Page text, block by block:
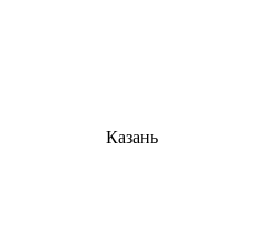
Казань